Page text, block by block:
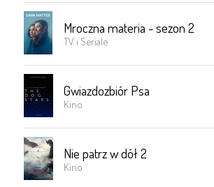
Mroczna materia - sezon 2
TV i Seriale
Gwiazdozbiór Psa
Kino
Nie patrz w dół 2
Kino